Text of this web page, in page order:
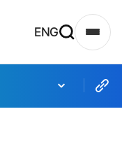
ENG
트
맵